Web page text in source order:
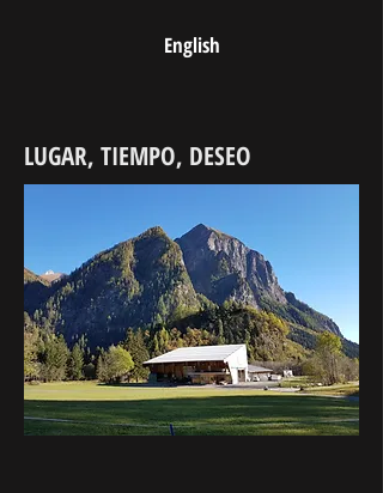
English
LUGAR, TIEMPO, DESEO